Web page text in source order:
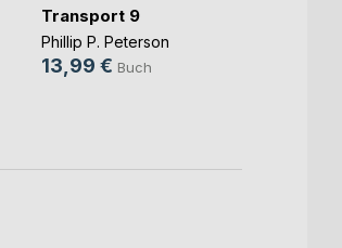
Transport 9
Phillip P. Peterson
13,99 € Buch